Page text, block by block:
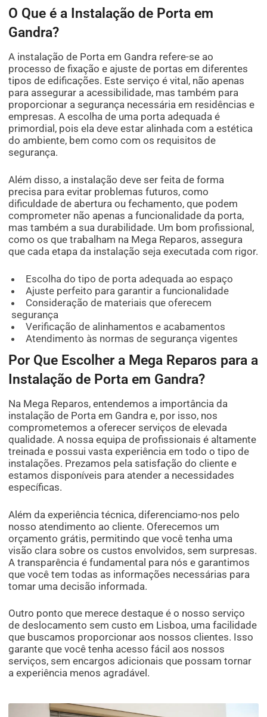
O Que é a Instalação de Porta em
Gandra?
A instalação de Porta em Gandra refere-se ao
processo de fixação e ajuste de portas em diferentes
tipos de edificações. Este serviço é vital, não apenas
para assegurar a acessibilidade, mas também para
proporcionar a segurança necessária em residências e
empresas. A escolha de uma porta adequada é
primordial, pois ela deve estar alinhada com a estética
do ambiente, bem como com os requisitos de
segurança.
Além disso, a instalação deve ser feita de forma
precisa para evitar problemas futuros, como
dificuldade de abertura ou fechamento, que podem
comprometer não apenas a funcionalidade da porta,
mas também a sua durabilidade. Um bom profissional,
como os que trabalham na Mega Reparos, assegura
que cada etapa da instalação seja executada com rigor.
Escolha do tipo de porta adequada ao espaço
Ajuste perfeito para garantir a funcionalidade
Consideração de materiais que oferecem
segurança
Verificação de alinhamentos e acabamentos
Atendimento às normas de segurança vigentes
Por Que Escolher a Mega Reparos para a
Instalação de Porta em Gandra?
Na Mega Reparos, entendemos a importância da
instalação de Porta em Gandra e, por isso, nos
comprometemos a oferecer serviços de elevada
qualidade. A nossa equipa de profissionais é altamente
treinada e possui vasta experiência em todo o tipo de
instalações. Prezamos pela satisfação do cliente e
estamos disponíveis para atender a necessidades
específicas.
Além da experiência técnica, diferenciamo-nos pelo
nosso atendimento ao cliente. Oferecemos um
orçamento grátis, permitindo que você tenha uma
visão clara sobre os custos envolvidos, sem surpresas.
A transparência é fundamental para nós e garantimos
que você tem todas as informações necessárias para
tomar uma decisão informada.
Outro ponto que merece destaque é o nosso serviço
de deslocamento sem custo em Lisboa, uma facilidade
que buscamos proporcionar aos nossos clientes. Isso
garante que você tenha acesso fácil aos nossos
serviços, sem encargos adicionais que possam tornar
a experiência menos agradável.